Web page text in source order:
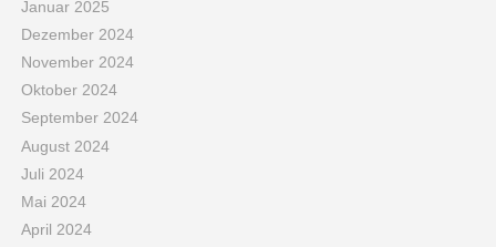
Januar 2025
Dezember 2024
November 2024
Oktober 2024
September 2024
August 2024
Juli 2024
Mai 2024
April 2024